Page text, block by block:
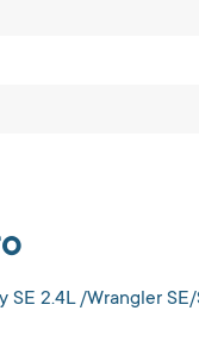
SE 2.4L /Wrangler